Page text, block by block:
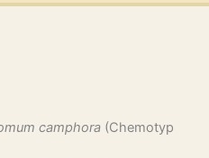
camphora (Chemotyp